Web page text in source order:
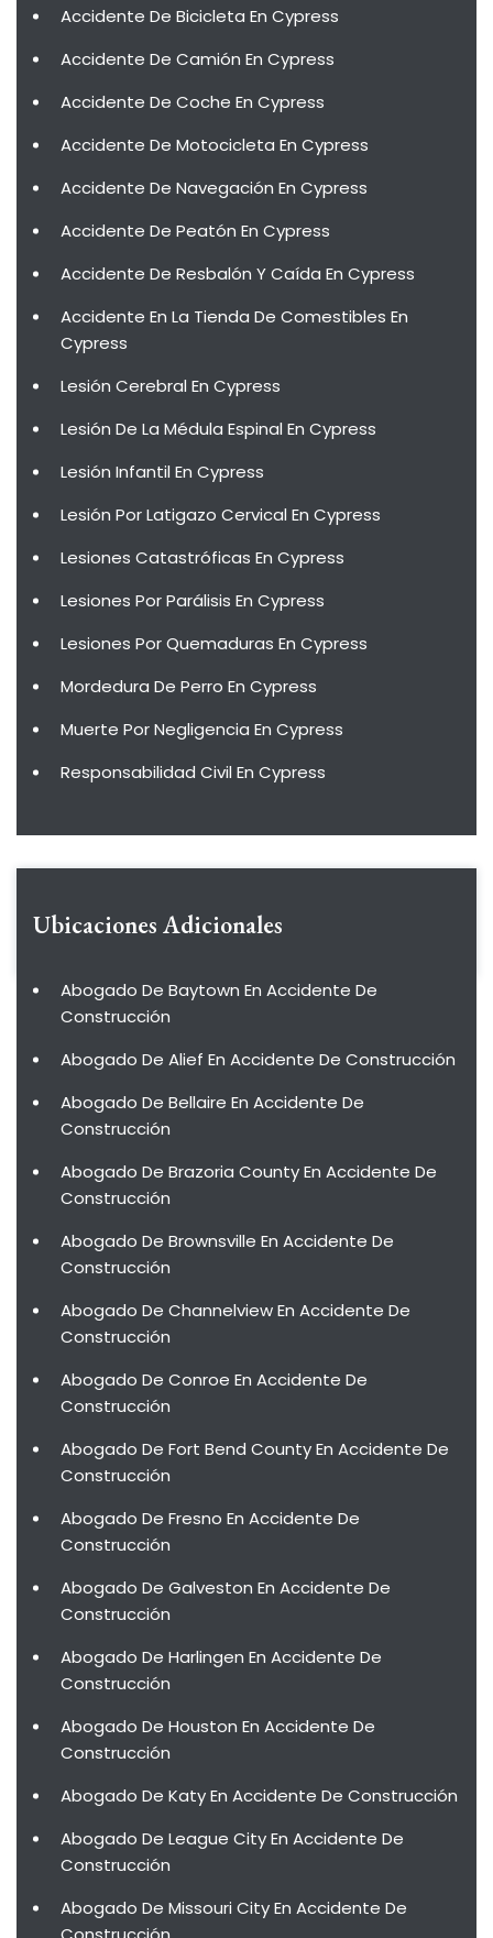
Accidente De Bicicleta En Cypress
Accidente De Camión En Cypress
Accidente De Coche En Cypress
Accidente De Motocicleta En Cypress
Accidente De Navegación En Cypress
Accidente De Peatón En Cypress
Accidente De Resbalón Y Caída En Cypress
Accidente En La Tienda De Comestibles En
Cypress
Lesión Cerebral En Cypress
Lesión De La Médula Espinal En Cypress
Lesión Infantil En Cypress
Lesión Por Latigazo Cervical En Cypress
Lesiones Catastróficas En Cypress
Lesiones Por Parálisis En Cypress
Lesiones Por Quemaduras En Cypress
Mordedura De Perro En Cypress
Muerte Por Negligencia En Cypress
Responsabilidad Civil En Cypress
Ubicaciones Adicionales
Abogado De Baytown En Accidente De
Construcción
Abogado De Alief En Accidente De Construcción
Abogado De Bellaire En Accidente De
Construcción
Abogado De Brazoria County En Accidente De
Construcción
Abogado De Brownsville En Accidente De
Construcción
Abogado De Channelview En Accidente De
Construcción
Abogado De Conroe En Accidente De
Construcción
Abogado De Fort Bend County En Accidente De
Construcción
Abogado De Fresno En Accidente De
Construcción
Abogado De Galveston En Accidente De
Construcción
Abogado De Harlingen En Accidente De
Construcción
Abogado De Houston En Accidente De
Construcción
Abogado De Katy En Accidente De Construcción
Abogado De League City En Accidente De
Construcción
Abogado De Missouri City En Accidente De